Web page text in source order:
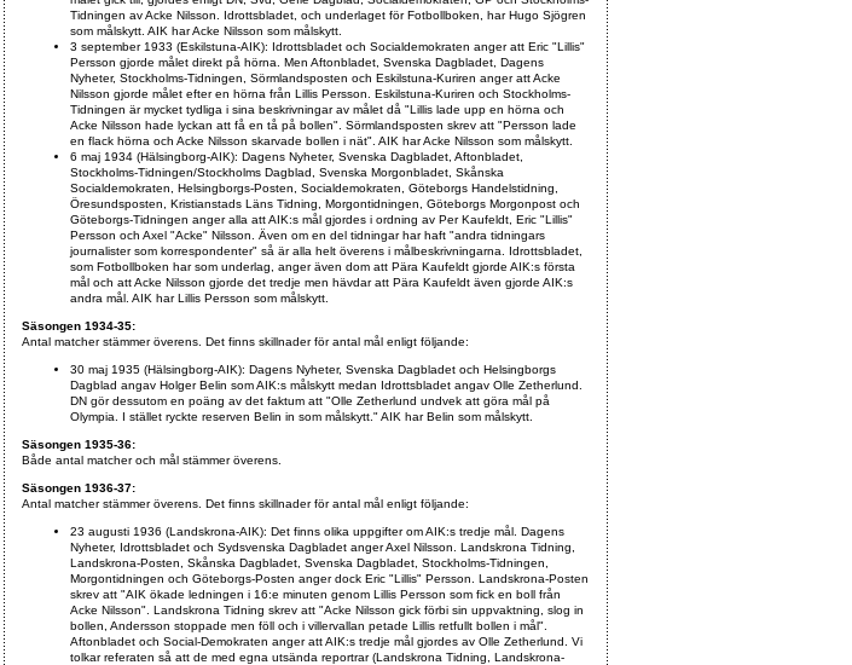
Tidningen av Acke Nilsson. Idrottsbladet, och underlaget för Fotbollboken, har Hugo Sjögren
som målskytt. AIK har Acke Nilsson som målskytt.
3 september 1933 (Eskilstuna-AIK): Idrottsbladet och Socialdemokraten anger att Eric "Lillis"
Persson gjorde målet direkt på hörna. Men Aftonbladet, Svenska Dagbladet, Dagens
Nyheter, Stockholms-Tidningen, Sörmlandsposten och Eskilstuna-Kuriren anger att Acke
Nilsson gjorde målet efter en hörna från Lillis Persson. Eskilstuna-Kuriren och Stockholms-
Tidningen är mycket tydliga i sina beskrivningar av målet då "Lillis lade upp en hörna och
Acke Nilsson hade lyckan att få en tå på bollen". Sörmlandsposten skrev att "Persson lade
en flack hörna och Acke Nilsson skarvade bollen i nät". AIK har Acke Nilsson som målskytt.
6 maj 1934 (Hälsingborg-AIK): Dagens Nyheter, Svenska Dagbladet, Aftonbladet,
Stockholms-Tidningen/Stockholms Dagblad, Svenska Morgonbladet, Skånska
Socialdemokraten, Helsingborgs-Posten, Socialdemokraten, Göteborgs Handelstidning,
Öresundsposten, Kristianstads Läns Tidning, Morgontidningen, Göteborgs Morgonpost och
Göteborgs-Tidningen anger alla att AIK:s mål gjordes i ordning av Per Kaufeldt, Eric "Lillis"
Persson och Axel "Acke" Nilsson. Även om en del tidningar har haft "andra tidningars
journalister som korrespondenter" så är alla helt överens i målbeskrivningarna. Idrottsbladet,
som Fotbollboken har som underlag, anger även dom att Pära Kaufeldt gjorde AIK:s första
mål och att Acke Nilsson gjorde det tredje men hävdar att Pära Kaufeldt även gjorde AIK:s
andra mål. AIK har Lillis Persson som målskytt.
Säsongen 1934-35:
Antal matcher stämmer överens. Det finns skillnader för antal mål enligt följande:
30 maj 1935 (Hälsingborg-AIK): Dagens Nyheter, Svenska Dagbladet och Helsingborgs
Dagblad angav Holger Belin som AIK:s målskytt medan Idrottsbladet angav Olle Zetherlund.
DN gör dessutom en poäng av det faktum att "Olle Zetherlund undvek att göra mål på
Olympia. I stället ryckte reserven Belin in som målskytt." AIK har Belin som målskytt.
Säsongen 1935-36:
Både antal matcher och mål stämmer överens.
Säsongen 1936-37:
Antal matcher stämmer överens. Det finns skillnader för antal mål enligt följande:
23 augusti 1936 (Landskrona-AIK): Det finns olika uppgifter om AIK:s tredje mål. Dagens
Nyheter, Idrottsbladet och Sydsvenska Dagbladet anger Axel Nilsson. Landskrona Tidning,
Landskrona-Posten, Skånska Dagbladet, Svenska Dagbladet, Stockholms-Tidningen,
Morgontidningen och Göteborgs-Posten anger dock Eric "Lillis" Persson. Landskrona-Posten
skrev att "AIK ökade ledningen i 16:e minuten genom Lillis Persson som fick en boll från
Acke Nilsson". Landskrona Tidning skrev att "Acke Nilsson gick förbi sin uppvaktning, slog in
bollen, Andersson stoppade men föll och i villervallan petade Lillis retfullt bollen i mål".
Aftonbladet och Social-Demokraten anger att AIK:s tredje mål gjordes av Olle Zetherlund. Vi
tolkar referaten så att de med egna utsända reportrar (Landskrona Tidning, Landskrona-